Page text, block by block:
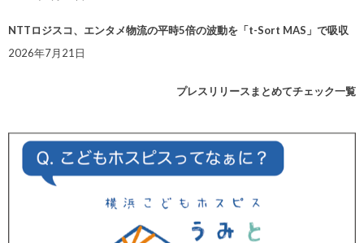
NTTロジスコ、エンタメ物流の平時5倍の波動を「t-Sort MAS」で吸収
2026年7月21日
プレスリリースまとめてチェック一覧